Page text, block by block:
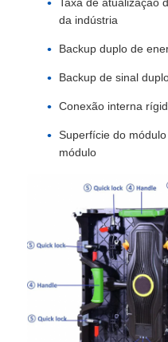
Painel de exibição LED
outdoor led ao ar livre
da indústria
Backup duplo de
Backup de sinal
Conexão interna
Superfície do
módulo